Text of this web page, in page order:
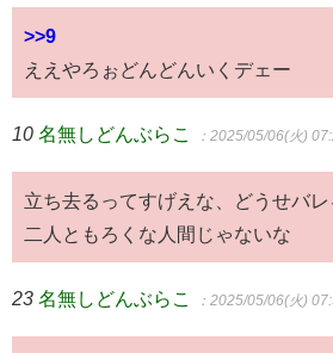
>>9
ええやろぉどんどんいくデェー
10 名無しどんぶらこ ：2025/05/06(火)
立ち去るってすげえな、どうせバレ
二人ともろくな人間じゃないな
23 名無しどんぶらこ ：2025/05/06(火)